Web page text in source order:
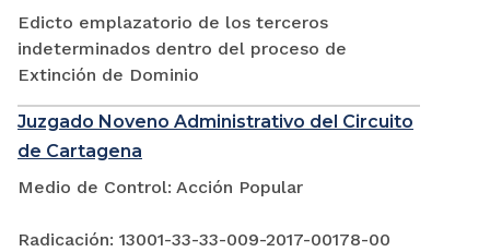
Edicto emplazatorio de los terceros
indeterminados dentro del proceso de
Extinción de Dominio
Juzgado Noveno Administrativo del Circuito
de Cartagena
Medio de Control: Acción Popular
Radicación: 13001-33-33-009-2017-00178-00